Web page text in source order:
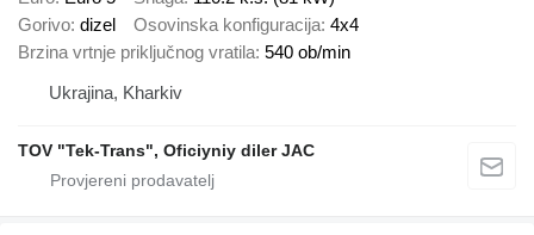
Gorivo dizel Osovinska konfiguracija 4x4
Brzina vrtnje priključnog vratila 540 ob/min
Ukrajina, Kharkiv
TOV "Tek-Trans", Oficiyniy diler JAC